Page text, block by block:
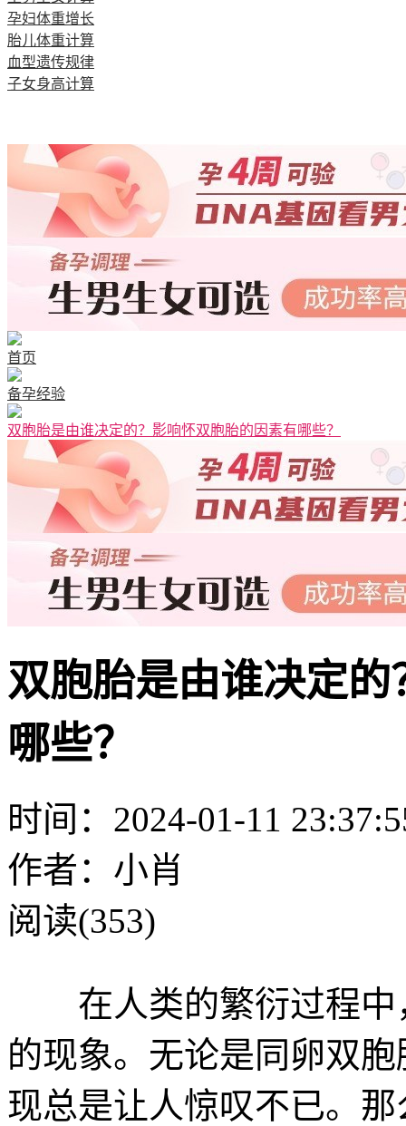
孕妇体重增长
胎儿体重计算
血型遗传规律
子女身高计算
首页
备孕经验
双胞胎是由谁决定的？影响怀双胞胎的因素有哪些？
双胞胎是由谁决定
哪些？
时间：2024-01-11
作者：小肖
阅读(353)
在人类的繁衍过程中
的现象。无论是同卵双
现总是让人惊叹不已。